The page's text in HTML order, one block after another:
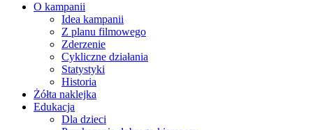
O kampanii
Idea kampanii
Z planu filmowego
Zderzenie
Cykliczne działania
Statystyki
Historia
Żółta naklejka
Edukacja
Dla dzieci